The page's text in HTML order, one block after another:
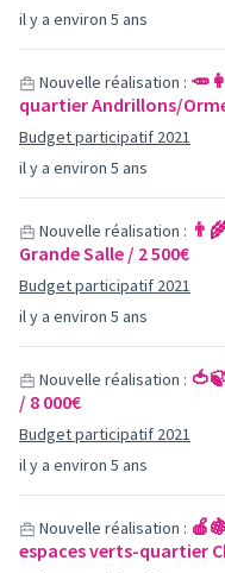
il y a environ 5 ans
il y a environ 5 ans
Nouvelle réalisation :
quartier Andrillons/
Budget participatif 2021
il y a environ 5 ans
Nouvelle réalisation :
Grande Salle / 2 500€
Budget participatif 2021
il y a environ 5 ans
Nouvelle réalisation :
/ 8 000€
Budget participatif 2021
Nouvelle réalisation :
espaces verts-quartier